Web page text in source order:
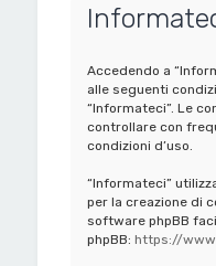
Accedendo a
alle seguenti
“Informateci”. Le
controllare con
condizioni d’uso.
“Informateci”
per la creazione di
software phpBB
phpBB: https://